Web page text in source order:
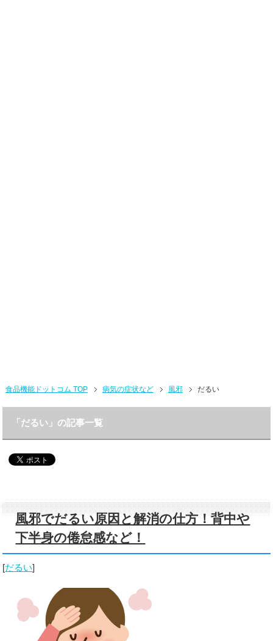
食品機能ドットコム TOP 病気の症状など 風邪 だるい
「だるい」の記事一覧
風邪でだるい原因と解消の仕方！背中や
下半身の倦怠感など！
[だるい]